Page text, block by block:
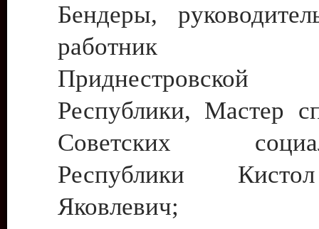
Бендеры,
работник
Приднестровской
Республики, Мастер
Советских
Республики
Яковлевич;